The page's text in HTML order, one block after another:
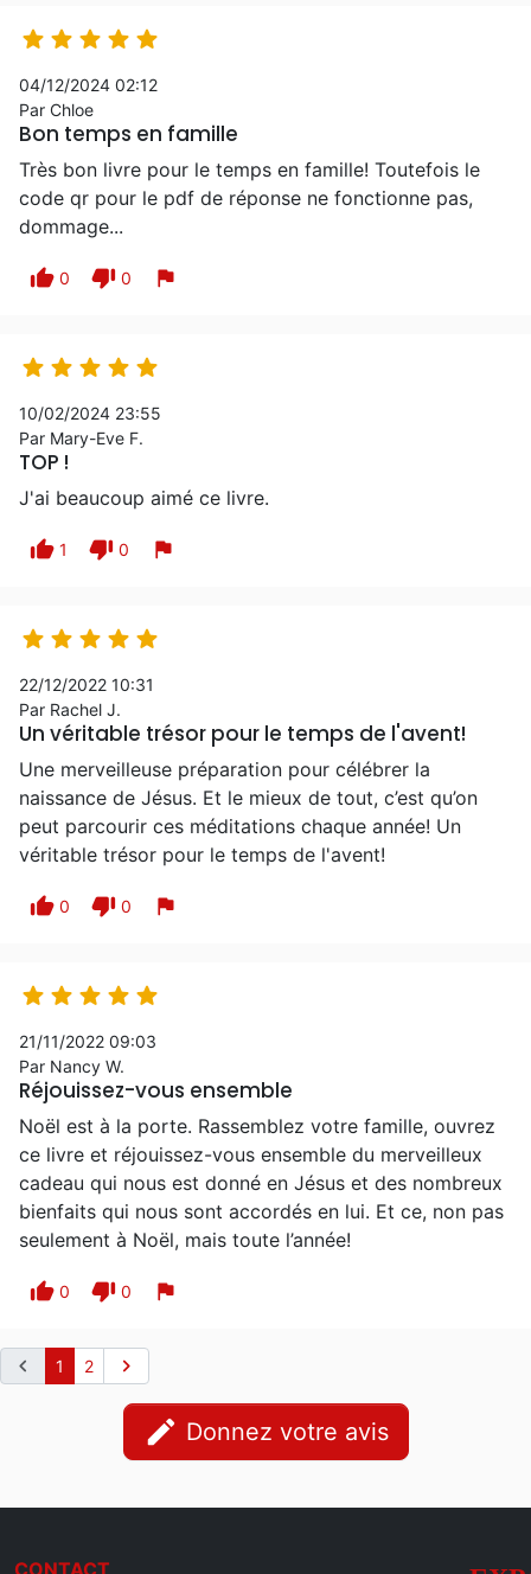
    
04/12/2024 02:12
Par Chloe
Bon temps en famille
Très bon livre pour le temps en famille! Toutefois le
code qr pour le pdf de réponse ne fonctionne pas,
dommage...
thumb_up 0 thumb_down 0 flag
    
10/02/2024 23:55
Par Mary-Eve F.
TOP !
J'ai beaucoup aimé ce livre.
thumb_up 1 thumb_down 0 flag
    
22/12/2022 10:31
Par Rachel J.
Un véritable trésor pour le temps de l'avent!
Une merveilleuse préparation pour célébrer la
naissance de Jésus. Et le mieux de tout, c’est qu’on
peut parcourir ces méditations chaque année! Un
véritable trésor pour le temps de l'avent!
thumb_up 0 thumb_down 0 flag
    
21/11/2022 09:03
Par Nancy W.
Réjouissez-vous ensemble
Noël est à la porte. Rassemblez votre famille, ouvrez
ce livre et réjouissez-vous ensemble du merveilleux
cadeau qui nous est donné en Jésus et des nombreux
bienfaits qui nous sont accordés en lui. Et ce, non pas
seulement à Noël, mais toute l’année!
thumb_up 0 thumb_down 0 flag
chevron_left 1 2 chevron_right
edit Donnez votre avis